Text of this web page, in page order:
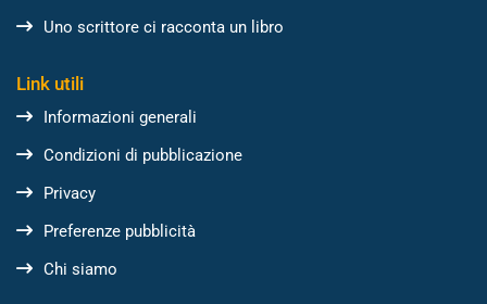
Uno scrittore ci racconta un libro
Link utili
Informazioni generali
Condizioni di pubblicazione
Privacy
Preferenze pubblicità
Chi siamo